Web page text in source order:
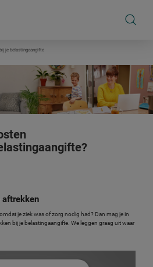
je belastingaangifte
aftrekken
je ziek was of zorg nodig had? Dan mag je in
bij je belastingaangifte. We leggen graag uit waar